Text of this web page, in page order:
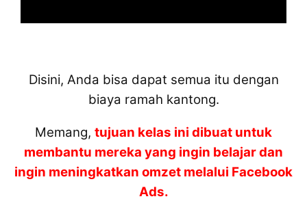
Disini, Anda bisa dapat semua itu dengan
biaya ramah kantong.
Memang, tujuan kelas ini dibuat untuk
membantu mereka yang ingin belajar dan
ingin meningkatkan omzet melalui Facebook
Ads.